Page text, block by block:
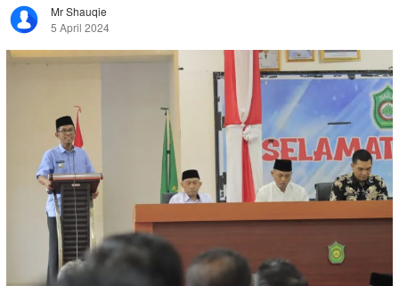
Mr Shauqie
5 April 2024